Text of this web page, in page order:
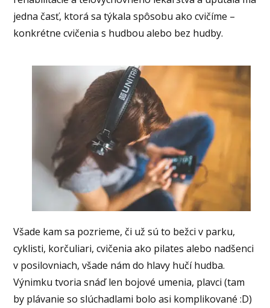
jedna časť, ktorá sa týkala spôsobu ako cvičíme –
konkrétne cvičenia s hudbou alebo bez hudby.
Všade kam sa pozrieme, či už sú to bežci v parku,
cyklisti, korčuliari, cvičenia ako pilates alebo nadšenci
v posilovniach, všade nám do hlavy hučí hudba.
Výnimku tvoria snáď len bojové umenia, plavci (tam
by plávanie so slúchadlami bolo asi komplikované :D)